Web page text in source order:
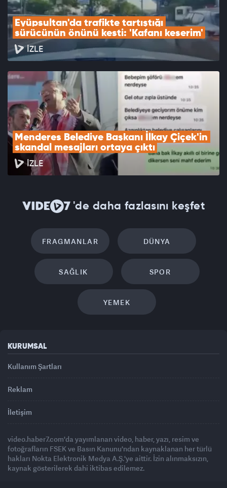
Eyüpsultan'da trafikte tartıştığı
sürücünün önünü kesti: 'Kafanı keserim'
İZLE
Menderes Belediye Başkanı İlkay Çiçek'in
skandal mesajları ortaya çıktı
İZLE
'de daha fazlasını keşfet
FRAGMANLAR DÜNYA
SAĞLIK SPOR
YEMEK
KURUMSAL
Kullanım Şartları
Reklam
İletişim
video.haber7.com'da yayımlanan video, haber, yazı, resim ve
fotoğrafların FSEK ve Basın Kanunu'ndan kaynaklanan her türlü
hakları Nokta Elektronik Medya A.Ş.'ye aittir. İzin alınmaksızın,
kaynak gösterilerek dahi iktibas edilemez.